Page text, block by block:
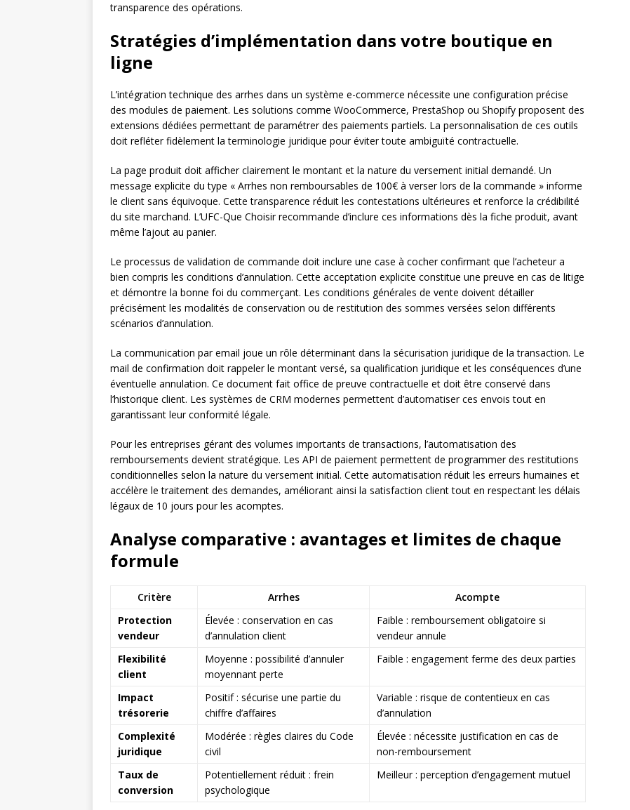
transparence des opérations.
Stratégies d’implémentation dans votre boutique en
ligne
L’intégration technique des arrhes dans un système e-commerce nécessite une configuration précise
des modules de paiement. Les solutions comme WooCommerce, PrestaShop ou Shopify proposent des
extensions dédiées permettant de paramétrer des paiements partiels. La personnalisation de ces outils
doit refléter fidèlement la terminologie juridique pour éviter toute ambiguïté contractuelle.
La page produit doit afficher clairement le montant et la nature du versement initial demandé. Un
message explicite du type « Arrhes non remboursables de 100€ à verser lors de la commande » informe
le client sans équivoque. Cette transparence réduit les contestations ultérieures et renforce la crédibilité
du site marchand. L’UFC-Que Choisir recommande d’inclure ces informations dès la fiche produit, avant
même l’ajout au panier.
Le processus de validation de commande doit inclure une case à cocher confirmant que l’acheteur a
bien compris les conditions d’annulation. Cette acceptation explicite constitue une preuve en cas de litige
et démontre la bonne foi du commerçant. Les conditions générales de vente doivent détailler
précisément les modalités de conservation ou de restitution des sommes versées selon différents
scénarios d’annulation.
La communication par email joue un rôle déterminant dans la sécurisation juridique de la transaction. Le
mail de confirmation doit rappeler le montant versé, sa qualification juridique et les conséquences d’une
éventuelle annulation. Ce document fait office de preuve contractuelle et doit être conservé dans
l’historique client. Les systèmes de CRM modernes permettent d’automatiser ces envois tout en
garantissant leur conformité légale.
Pour les entreprises gérant des volumes importants de transactions, l’automatisation des
remboursements devient stratégique. Les API de paiement permettent de programmer des restitutions
conditionnelles selon la nature du versement initial. Cette automatisation réduit les erreurs humaines et
accélère le traitement des demandes, améliorant ainsi la satisfaction client tout en respectant les délais
légaux de 10 jours pour les acomptes.
Analyse comparative : avantages et limites de chaque
formule
Critère Arrhes
Acompte
Protection
vendeur
Élevée : conservation en cas
d’annulation client
Faible : remboursement obligatoire si
vendeur annule
Flexibilité
client
Moyenne : possibilité d’annuler
moyennant perte
Faible : engagement ferme des deux parties
Impact
trésorerie
Positif : sécurise une partie du
chiffre d’affaires
Variable : risque de contentieux en cas
d’annulation
Complexité
juridique
Modérée : règles claires du Code
civil
Élevée : nécessite justification en cas de
non-remboursement
Taux de
conversion
Potentiellement réduit : frein
psychologique
Meilleur : perception d’engagement mutuel